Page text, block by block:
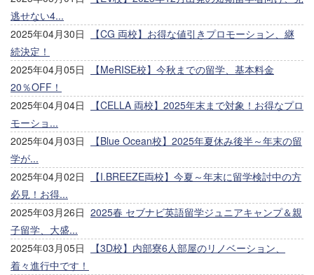
逃せない4...
2025年04月30日
【CG 両校】お得な値引きプロモーション、継
続決定！
2025年04月05日
【MeRISE校】今秋までの留学、基本料金
20％OFF！
2025年04月04日
【CELLA 両校】2025年末まで対象！お得なプロ
モーショ...
2025年04月03日
【Blue Ocean校】2025年夏休み後半～年末の留
学が...
2025年04月02日
【I.BREEZE両校】今夏～年末に留学検討中の方
必見！お得...
2025年03月26日 2025春 セブナビ英語留学ジュニアキャンプ＆親
子留学、大盛...
2025年03月05日
【3D校】内部寮6人部屋のリノベーション、
着々進行中です！